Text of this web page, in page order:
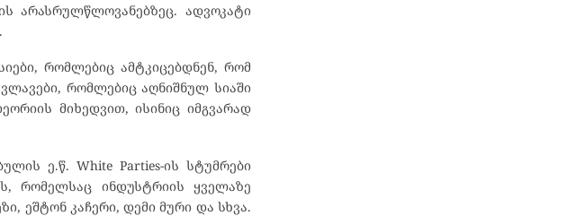
არასრულწლოვანებზეც. ადვოკატი
რომლებიც ამტკიცებდნენ, რომ
რომლებიც აღნიშნულ სიაში
მიხედვით, ისინიც იმგვარად
ე.წ. White Parties-ის სტუმრები
რომელსაც ინდუსტრიის ყველაზე
ეშტონ კაჩერი, დემი მური და სხვა.